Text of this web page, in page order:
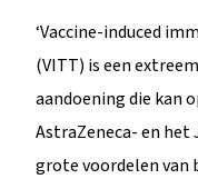
‘Vaccine-induced
(VITT) is een
aandoening die kan
AstraZeneca- en het
grote voordelen van